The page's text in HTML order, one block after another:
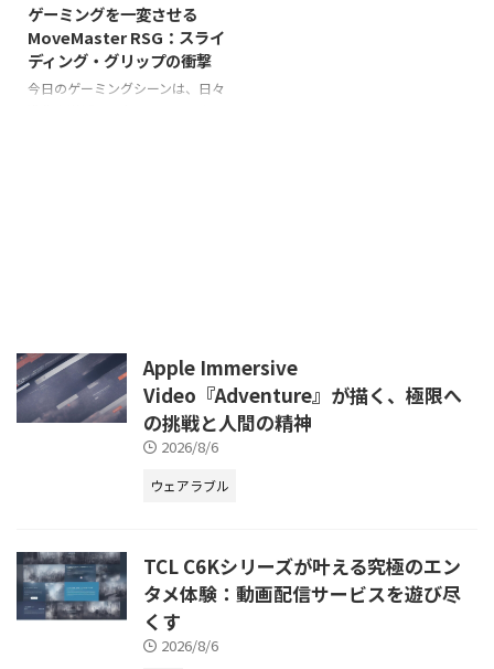
ゲーミングを一変させる
MoveMaster RSG：スライ
ディング・グリップの衝撃
今日のゲーミングシーンは、日々
Apple Immersive
Video『Adventure』が描く、極限へ
の挑戦と人間の精神
2026/8/6
ウェアラブル
TCL C6Kシリーズが叶える究極のエン
タメ体験：動画配信サービスを遊び尽
くす
2026/8/6